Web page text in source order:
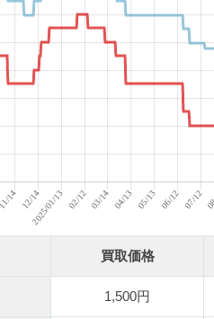
買取価格
1,500円